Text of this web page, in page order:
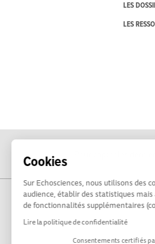
Cookies
Sur Echosciences, nous utilisons des
audience, établir des statistiques
de fonctionnalités supplémentaires
Lire la politique de confidentialité
Consentements certifiés
LES
LES